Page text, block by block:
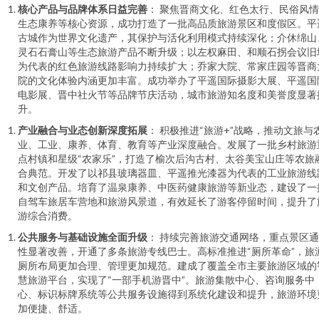
核心产品与品牌体系日益完善 ： 聚焦晋商文化、红色太行、民俗风
生态康养等核心资源，成功打造了一批高品质旅游景区和度假区。平
古城作为世界文化遗产，其保护与活化利用模式持续深化；介休绵山
灵石石膏山等生态旅游产品不断升级；以左权麻田、和顺石拐会议旧
为代表的红色旅游线路影响力持续扩大；乔家大院、常家庄园等晋商
院的文化体验内涵更加丰富。成功举办了平遥国际摄影大展、平遥国
电影展、晋中社火节等品牌节庆活动，城市旅游知名度和美誉度显著
升。
产业融合与业态创新深度拓展 ： 积极推进“旅游+”战略，推动文旅与
业、工业、康养、体育、教育等产业深度融合。发展了一批乡村旅游
点村镇和星级“农家乐”，打造了榆次后沟古村、太谷美宝山庄等农旅
合典范。开发了以祁县玻璃器皿、平遥推光漆器为代表的工业旅游线
和文创产品。培育了温泉康养、中医药健康旅游等新业态，建设了一
自驾车旅居车营地和旅游风景道，有效延长了游客停留时间，提升了
游综合消费。
公共服务与基础设施全面升级 ： 持续完善旅游交通网络，重点景区
性显著改善，开通了多条旅游专线巴士。高标准推进“厕所革命”，旅
厕所布局更加合理、管理更加规范。建成了覆盖全市主要旅游区域的
慧旅游平台，实现了“一部手机游晋中”。旅游集散中心、咨询服务中
心、标识标牌系统等公共服务设施得到系统化建设和提升，旅游环境
加便捷、舒适。